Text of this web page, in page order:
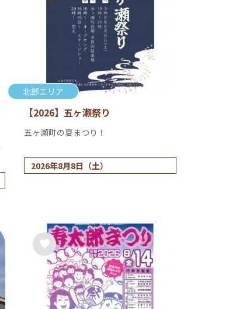
北部エリア
【2026】五ヶ瀬祭り
五ヶ瀬町の夏まつり！
2026年8月8日（土）